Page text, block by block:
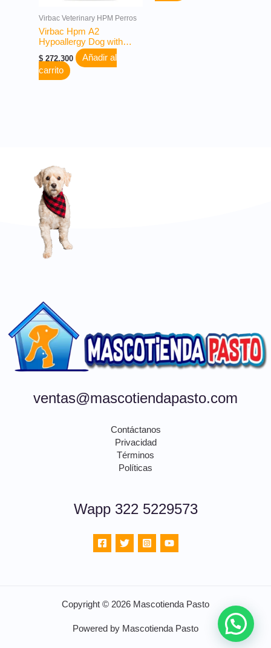
Virbac Veterinary HPM Perros
Virbac Hpm A2
Hypoallergy Dog with
Hydrolysed Fish Protein
3kg
$272.300
Añadir al
carrito
ventas@mascotiendapasto.com
Contáctanos
Privacidad
Términos
Políticas
Wapp 322 5229573
Copyright © 2026 Mascotienda Pasto
Powered by Mascotienda Pasto